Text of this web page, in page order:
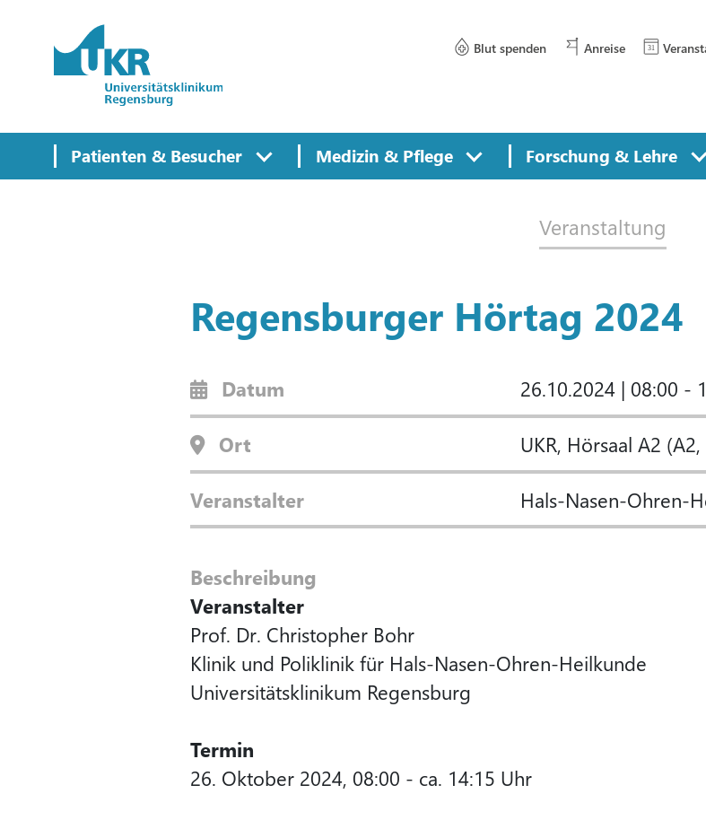
Springe zum Hauptinhalt Blut spenden Anreise
Patienten & Besucher Medizin & Pflege Forschung & Lehre
Veranstaltung
Regensburger Hörtag 2024
Datum 26.10.2024 | 08:00 -
Ort UKR, Hörsaal A2 (A2,
Veranstalter Hals-Nasen-Ohren-
Beschreibung
Veranstalter
Prof. Dr. Christopher Bohr
Klinik und Poliklinik für Hals-Nasen-Ohren-Heilkunde
Universitätsklinikum Regensburg
Termin
26. Oktober 2024, 08:00 - ca. 14:15 Uhr